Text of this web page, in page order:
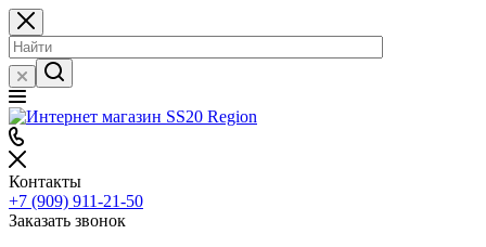
Контакты
+7 (909) 911-21-50
Заказать звонок